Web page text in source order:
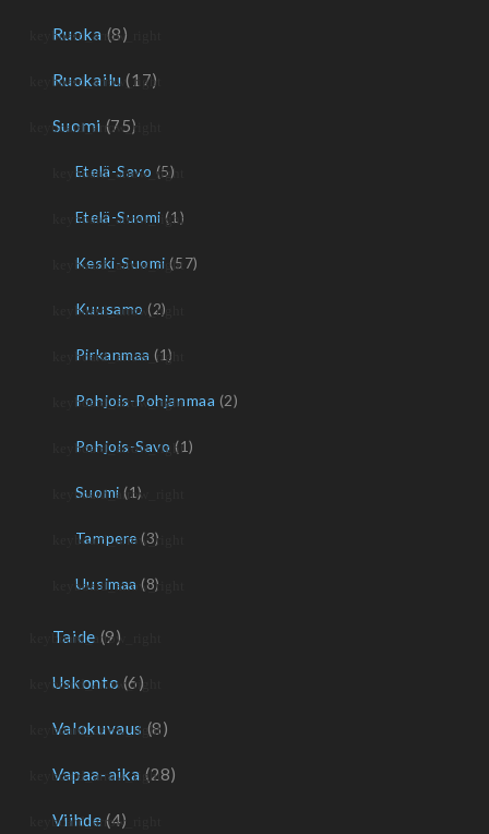
Ruoka (8)
Ruokailu (17)
Suomi (75)
Etelä-Savo (5)
Etelä-Suomi (1)
Keski-Suomi (57)
Kuusamo (2)
Pirkanmaa (1)
Pohjois-Pohjanmaa (2)
Pohjois-Savo (1)
Suomi (1)
Tampere (3)
Uusimaa (8)
Taide (9)
Uskonto (6)
Valokuvaus (8)
Vapaa-aika (28)
Viihde (4)